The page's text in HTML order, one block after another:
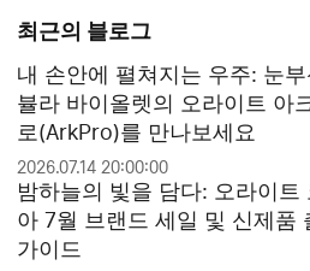
최근의 블로그
내 손안에 펼쳐지는 우주: 눈부
뷸라 바이올렛의 오라이트 아
로(ArkPro)를 만나보세요
2026.07.14 20:00:00
밤하늘의 빛을 담다: 오라이트
아 7월 브랜드 세일 및 신제품
가이드